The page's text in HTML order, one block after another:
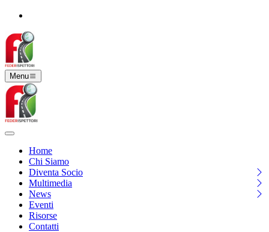
Menu
Home
Chi Siamo
Diventa Socio
Multimedia
News
Eventi
Risorse
Contatti